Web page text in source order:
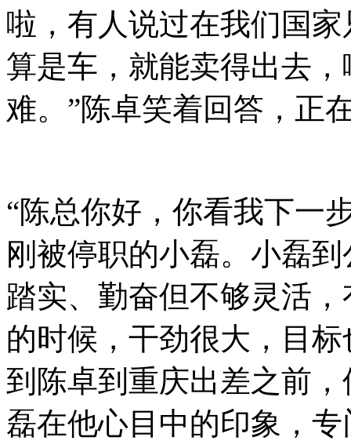
啦，有人说过在我们国
算是车，就能卖得出去
难。”陈卓笑着回答，正
“陈总你好，你看我下一
刚被停职的小磊。小磊
踏实、勤奋但不够灵活
的时候，干劲很大，目
到陈卓到重庆出差之前
磊在他心目中的印象，